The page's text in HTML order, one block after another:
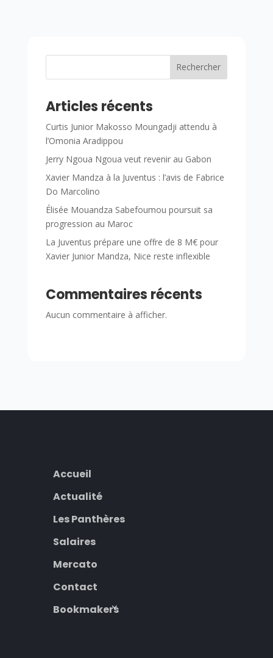
Rechercher
Articles récents
Curtis Junior Makosso Moungadji attendu à
l’Omonia Aradippou
Jerry Ngoua Ngoua veut revenir au Gabon
Xavier Mandza à la Juventus : l’avis de Fabrice
Do Marcolino
Élisée Mouandza Sabefoumou poursuit sa
progression au Maroc
La Juventus prépare une offre de 8 M€ pour
Xavier Junior Mandza, Nice reste inflexible
Commentaires récents
Aucun commentaire à afficher.
Accueil
Actualité
Les Panthères
Salaires
Mercato
Contact
Bookmakers